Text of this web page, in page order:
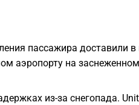
пассажира доставили в
аэропорту на
из-за снегопада.